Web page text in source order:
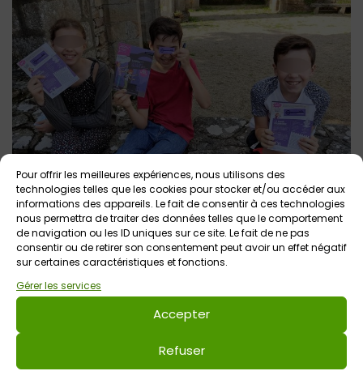
Pour offrir les meilleures expériences, nous utilisons des
technologies telles que les cookies pour stocker et/ou accéder aux
informations des appareils. Le fait de consentir à ces technologies
nous permettra de traiter des données telles que le comportement
de navigation ou les ID uniques sur ce site. Le fait de ne pas
consentir ou de retirer son consentement peut avoir un effet négatif
sur certaines caractéristiques et fonctions.
Gérer les services
Accepter
Refuser
Une fois notre mission achevée, nous récupérons une
petite clé à coller sur le livret-jeu !
permis de découvrir un endroit que nous n’avions jamais
remarqué auparavant, et qui était sous nos yeux !
Le jeu est vraiment très sympa et d’un niveau
parfaitement adapté aux enfants à partir de 7-8 ans. Il se